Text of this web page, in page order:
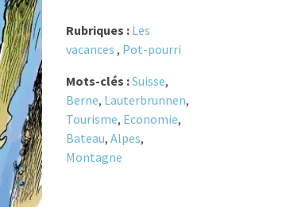
Rubriques : Les
vacances , Pot-pourri
Mots-clés :Suisse,
Berne, Lauterbrunnen,
Tourisme, Economie,
Bateau, Alpes,
Montagne